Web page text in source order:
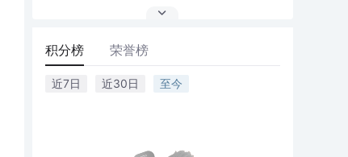
积分榜 荣誉榜
近7日 近30日 至今